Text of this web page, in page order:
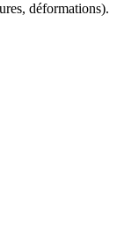
déformations).